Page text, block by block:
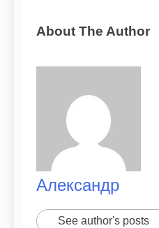
About The Author
Александр
See author's posts